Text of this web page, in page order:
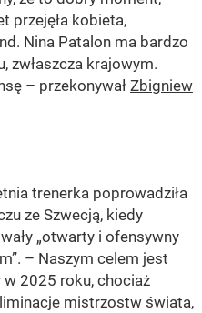
przejęła kobieta,
Nina Patalon ma bardzo
zwłaszcza krajowym.
– przekonywał Zbigniew
trenerka poprowadziła
ze Szwecją, kiedy
„otwarty i ofensywny
. – Naszym celem jest
2025 roku, chociaż
mistrzostw świata,